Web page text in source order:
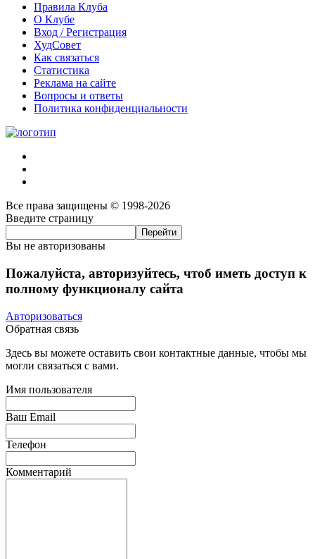
Правила Клуба
О Клубе
Вход / Регистрация
ХудСовет
Как связаться
Статистика
Реклама на сайте
Вопросы и ответы
Политика конфиденциальности
Все права защищены © 1998-2026
Введите страницу
Вы не авторизованы
Пожалуйста, авторизуйтесь, чтоб иметь доступ к
полному функционалу сайта
Авторизоваться
Обратная связь
Здесь вы можете оставить свои контактные данные, чтобы мы
могли связаться с вами.
Имя пользователя
Ваш Email
Телефон
Комментарий